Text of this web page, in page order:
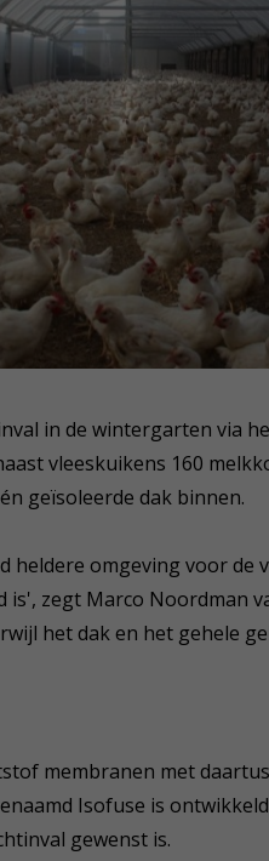
in de wintergarten via
vleeskuikens 160
geïsoleerde dak binnen.
heldere omgeving voor de
is', zegt Marco Noordman
het dak en het gehele
membranen met
Isofuse is
gewenst is.